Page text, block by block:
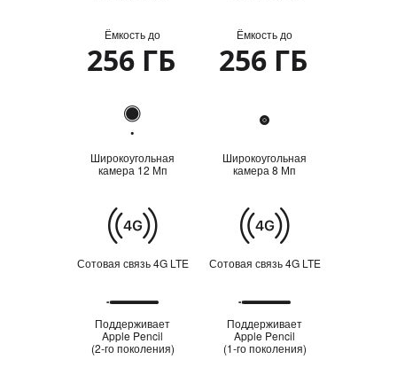
ЁмкостьЁмкость до
256 ГБ
Ёмкость до
256 ГБ
Широкоугольная
камера 12 Мп
Широкоугольная
камера 8 Мп
Сотовая
связь
Сотовая связь 4G LTE Сотовая связь 4G LTE
Поддержка
Apple Pencil
Поддерживает
Apple Pencil
(2‑го поколения)
Поддерживает
Apple Pencil
(1‑го поколения)